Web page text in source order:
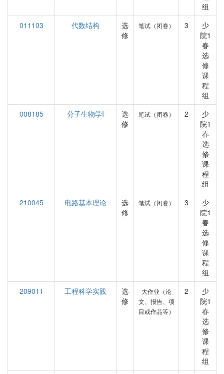
组
011103
代数结构
选
修
笔试（闭卷） 3
少
院1
春
选
修
课
程
组
008185
分子生物学I
选
修
笔试（闭卷） 2
少
院1
春
选
修
课
程
组
210045
电路基本理论
选
修
笔试（闭卷） 3
少
院1
春
选
修
课
程
组
209011
工程科学实践
选
修
大作业（论
文、报告、项
目或作品等）
2
少
院1
春
选
修
课
程
组